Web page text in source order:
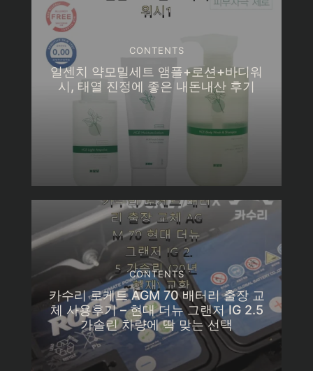
CONTENTS
일센치 약모밀세트 앰플+로션+바디워
시, 태열 진정에 좋은 내돈내산 후기
CONTENTS
카수리 로케트 AGM 70 배터리 출장 교
체 사용후기 – 현대 더뉴 그랜저 IG 2.5
가솔린 차량에 딱 맞는 선택